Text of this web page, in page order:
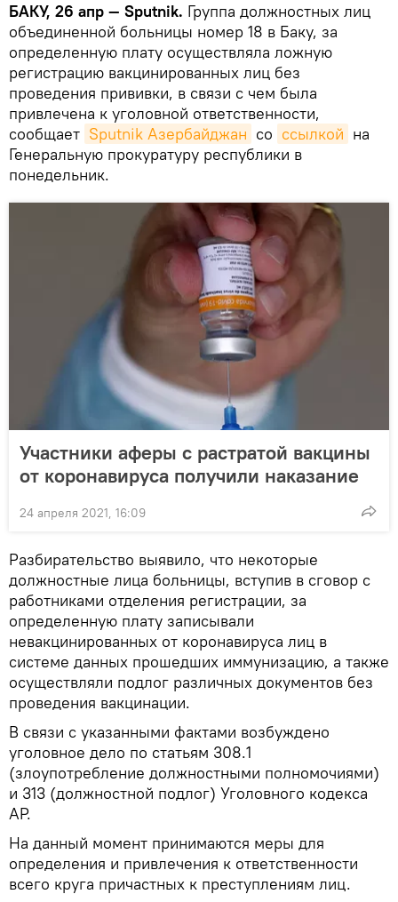
БАКУ, 26 апр — Sputnik. Группа должностных лиц
объединенной больницы номер 18 в Баку, за
определенную плату осуществляла ложную
регистрацию вакцинированных лиц без
проведения прививки, в связи с чем была
привлечена к уголовной ответственности,
сообщает Sputnik Азербайджан со ссылкой на
Генеральную прокуратуру республики в
понедельник.
Участники аферы с растратой вакцины
от коронавируса получили наказание
24 апреля 2021, 16:09
Разбирательство выявило, что некоторые
должностные лица больницы, вступив в сговор с
работниками отделения регистрации, за
определенную плату записывали
невакцинированных от коронавируса лиц в
системе данных прошедших иммунизацию, а также
осуществляли подлог различных документов без
проведения вакцинации.
В связи с указанными фактами возбуждено
уголовное дело по статьям 308.1
(злоупотребление должностными полномочиями)
и 313 (должностной подлог) Уголовного кодекса
АР.
На данный момент принимаются меры для
определения и привлечения к ответственности
всего круга причастных к преступлениям лиц.